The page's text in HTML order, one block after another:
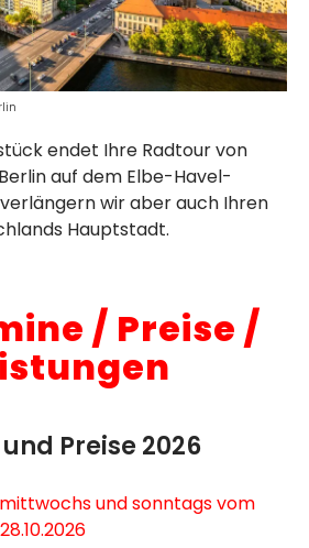
endet Ihre Radtour von
auf dem Elbe-Havel-
wir aber auch Ihren
Hauptstadt.
/ Preise /
Preise 2026
und sonntags vom